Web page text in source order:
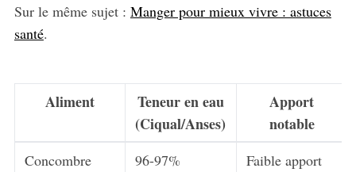
Sur le même sujet : Manger pour mieux vivre : astuces
santé.
Aliment
Teneur en eau
(Ciqual/Anses)
Apport
notable
Concombre 96-97%
Faible apport